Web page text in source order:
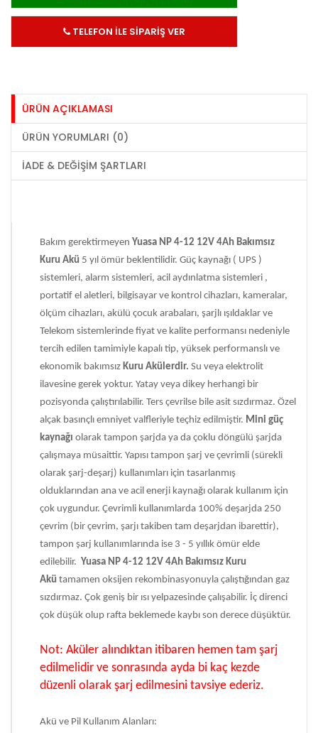
TELEFON İLE SİPARİŞ VER
ÜRÜN AÇIKLAMASI
ÜRÜN YORUMLARI (0)
İADE & DEĞIŞIM ŞARTLARI
Bakım gerektirmeyen Yuasa NP 4-12 12V 4Ah Bakımsız
Kuru Akü 5 yıl ömür beklentilidir. Güç kaynağı ( UPS )
sistemleri, alarm sistemleri, acil aydınlatma sistemleri ,
portatif el aletleri, bilgisayar ve kontrol cihazları, kameralar,
ölçüm cihazları, akülü çocuk arabaları, şarjlı ışıldaklar ve
Telekom sistemlerinde fiyat ve kalite performansı nedeniyle
tercih edilen tamimiyle kapalı tip, yüksek performanslı ve
ekonomik bakımsız Kuru Akülerdir. Su veya elektrolit
ilavesine gerek yoktur. Yatay veya dikey herhangi bir
pozisyonda çalıştırılabilir. Ters çevrilse bile asit sızdırmaz. Özel
alçak basınçlı emniyet valfleriyle teçhiz edilmiştir. Mini güç
kaynağı olarak tampon şarjda ya da çoklu döngülü şarjda
çalışmaya müsaittir. Yapısı tampon şarj ve çevrimli (sürekli
olarak şarj-deşarj) kullanımları için tasarlanmış
olduklarından ana ve acil enerji kaynağı olarak kullanım için
çok uygundur. Çevrimli kullanımlarda 100% deşarjda 250
çevrim (bir çevrim, şarjı takiben tam deşarjdan ibarettir),
tampon şarj kullanımlarında ise 3 - 5 yıllık ömür elde
edilebilir. Yuasa NP 4-12 12V 4Ah Bakımsız Kuru
Akü tamamen oksijen rekombinasyonuyla çalıştığından gaz
sızdırmaz. Çok geniş bir ısı yelpazesinde çalışabilir. İç direnci
çok düşük olup rafta beklemede kaybı son derece düşüktür.
Not: Aküler alındıktan itibaren hemen tam şarj
edilmelidir ve sonrasında ayda bi kaç kezde
düzenli olarak şarj edilmesini tavsiye ederiz.
Akü ve Pil Kullanım Alanları: